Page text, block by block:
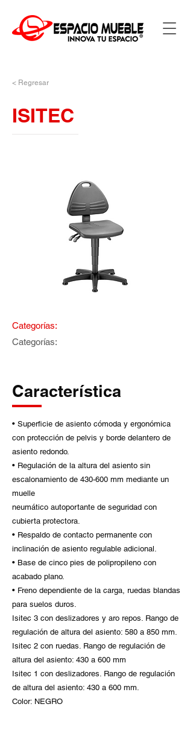
< Regresar
ISITEC
Categorías:
Categorías:
Característica
• Superficie de asiento cómoda y ergonómica
con protección de pelvis y borde delantero de
asiento redondo.
• Regulación de la altura del asiento sin
escalonamiento de 430-600 mm mediante un
muelle
neumático autoportante de seguridad con
cubierta protectora.
• Respaldo de contacto permanente con
inclinación de asiento regulable adicional.
• Base de cinco pies de polipropileno con
acabado plano.
• Freno dependiente de la carga, ruedas blandas
para suelos duros.
Isitec 3 con deslizadores y aro repos. Rango de
regulación de altura del asiento: 580 a 850 mm.
Isitec 2 con ruedas. Rango de regulación de
altura del asiento: 430 a 600 mm
Isitec 1 con deslizadores. Rango de regulación
de altura del asiento: 430 a 600 mm.
Color: NEGRO